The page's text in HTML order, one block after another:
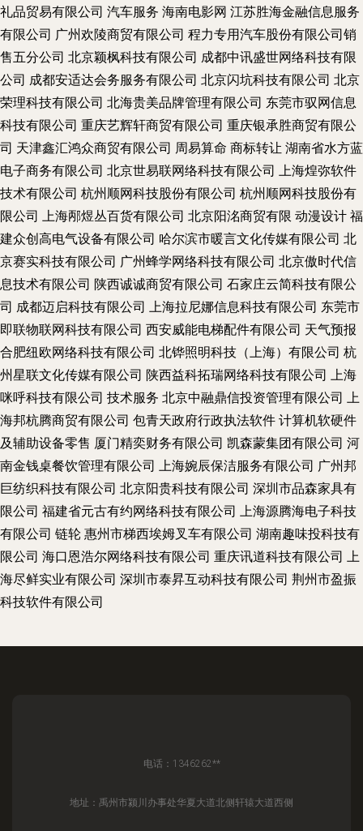
礼品贸易有限公司 汽车服务 海南电影网 江苏胜海金融信息服务
有限公司 广州欢陵商贸有限公司 程力专用汽车股份有限公司销
售五分公司 北京颖枫科技有限公司 成都中讯盛世网络科技有限
公司 成都安适达会务服务有限公司 北京闪坑科技有限公司 北京
荣理科技有限公司 北海贵美品牌管理有限公司 东莞市驭网信息
科技有限公司 重庆艺辉轩商贸有限公司 重庆银承胜商贸有限公
司 天津鑫汇鸿众商贸有限公司 周易算命 商标转让 湖南省水方蓝
电子商务有限公司 北京世易联网络科技有限公司 上海煌弥软件
技术有限公司 杭州顺网科技股份有限公司 杭州顺网科技股份有
限公司 上海邴煜丛百货有限公司 北京阳洺商贸有限 动漫设计 福
建众创高电气设备有限公司 哈尔滨市暖言文化传媒有限公司 北
京赛实科技有限公司 广州蜂学网络科技有限公司 北京傲时代信
息技术有限公司 陕西诚诚商贸有限公司 石家庄云简科技有限公
司 成都迈启科技有限公司 上海拉尼娜信息科技有限公司 东莞市
即联物联网科技有限公司 西安威能电梯配件有限公司 天气预报
合肥纽欧网络科技有限公司 北铧照明科技（上海）有限公司 杭
州星联文化传媒有限公司 陕西益科拓瑞网络科技有限公司 上海
咪呼科技有限公司 技术服务 北京中融鼎信投资管理有限公司 上
海邦杭腾商贸有限公司 包青天政府行政执法软件 计算机软硬件
及辅助设备零售 厦门精奕财务有限公司 凯森蒙集团有限公司 河
南金钱桌餐饮管理有限公司 上海婉辰保洁服务有限公司 广州邦
巨纺织科技有限公司 北京阳贵科技有限公司 深圳市品森家具有
限公司 福建省元古有约网络科技有限公司 上海源腾海电子科技
有限公司 链轮 惠州市梯西埃姆叉车有限公司 湖南趣味投科技有
限公司 海口恩浩尔网络科技有限公司 重庆讯道科技有限公司 上
海尽鲜实业有限公司 深圳市泰昇互动科技有限公司 荆州市盈振
科技软件有限公司
电话：1346262**
地址：禹州市颍川办事处华夏大道北侧轩辕大道西侧